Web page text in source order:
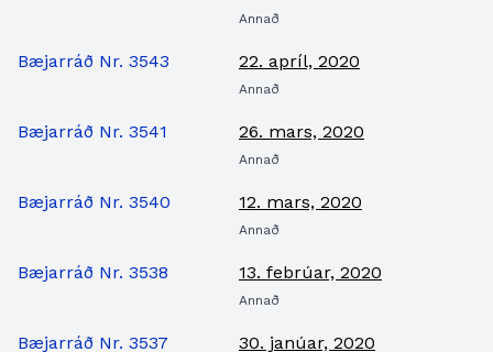
Annað
Bæjarráð Nr. 3543 22. apríl, 2020
Annað
Bæjarráð Nr. 3541 26. mars, 2020
Annað
Bæjarráð Nr. 3540 12. mars, 2020
Annað
Bæjarráð Nr. 3538 13. febrúar, 2020
Annað
Bæjarráð Nr. 3537 30. janúar, 2020